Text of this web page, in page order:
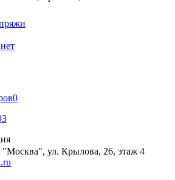
0
ул. Крылова, 26, этаж 4